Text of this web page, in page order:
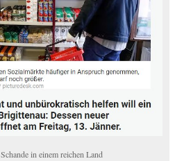
in einem reichen Land